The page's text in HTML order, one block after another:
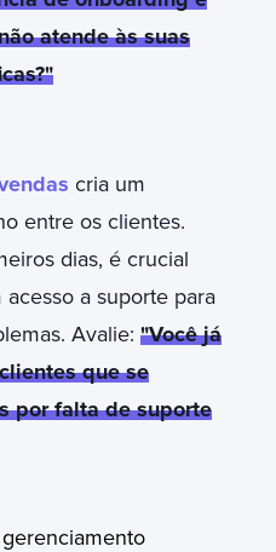
atende às suas
cria um
entre os clientes.
dias, é crucial
a suporte para
Avalie: "Você já
que se
por falta de suporte